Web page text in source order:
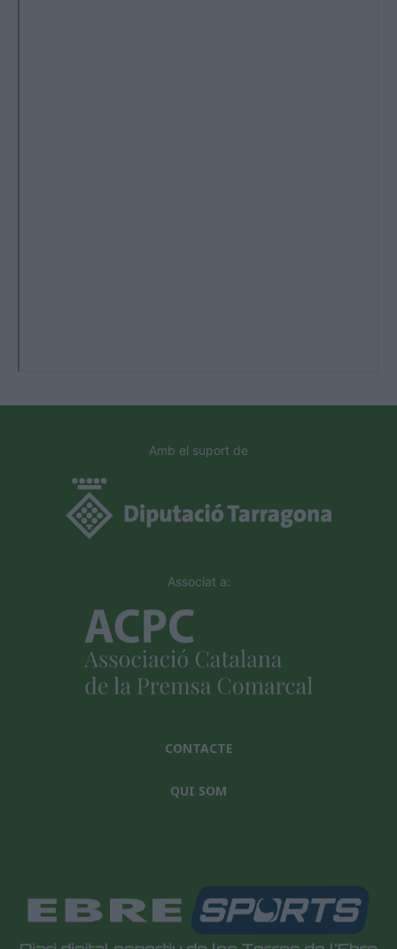
Amb el suport de
Associat a:
CONTACTE
QUI SOM